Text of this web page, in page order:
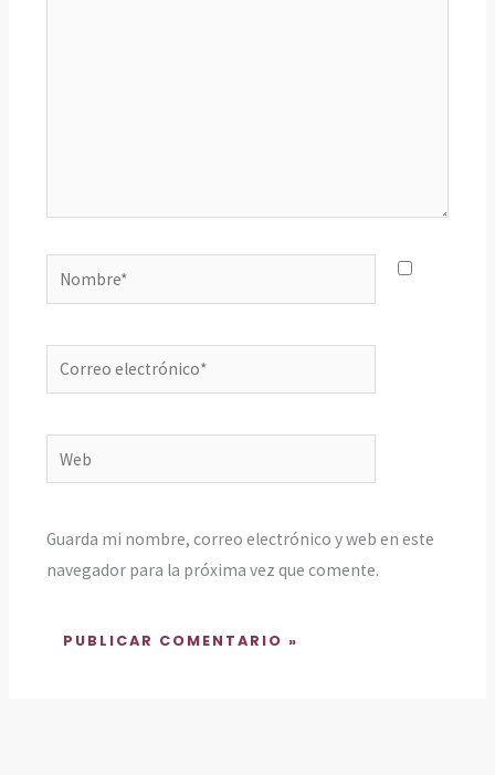
Nombre*
Correo
electrónico*
Web
Guarda mi nombre, correo electrónico y web en este
navegador para la próxima vez que comente.